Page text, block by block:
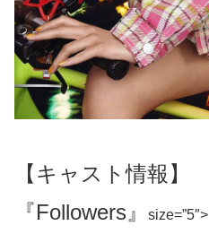
【キャスト情報】
『Followers』
size=”5″>